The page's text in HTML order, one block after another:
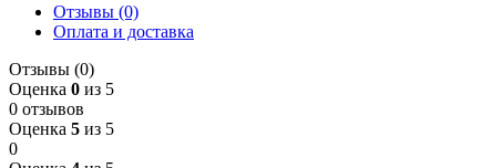
Отзывы (0)
Оплата и доставка
Отзывы (0)
Оценка 0 из 5
0 отзывов
Оценка 5 из 5
0